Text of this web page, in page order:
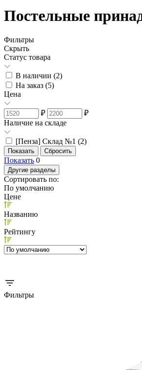
Постельные
Фильтры
Скрыть
Статус товара
В наличии (2)
На заказ (5)
Цена
₽
₽
Наличие на складе
[Пенза] Склад №1 (2)
Показать 0
Другие разделы
Сортировать по:
По умолчанию
Цене
Названию
Рейтингу
Фильтры